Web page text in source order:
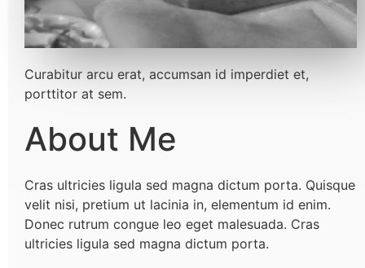
Curabitur arcu erat, accumsan id imperdiet et,
porttitor at sem.
About Me
Cras ultricies ligula sed magna dictum porta. Quisque
velit nisi, pretium ut lacinia in, elementum id enim.
Donec rutrum congue leo eget malesuada. Cras
ultricies ligula sed magna dictum porta.